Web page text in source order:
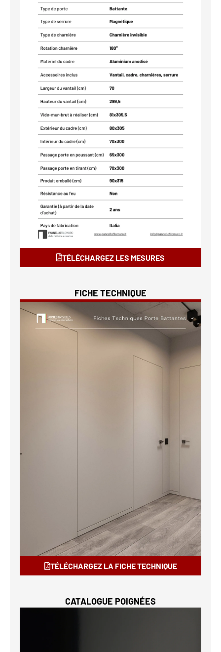
TÉLÉCHARGEZ LES MESURES
FICHE TECHNIQUE
TÉLÉCHARGEZ LA FICHE TECHNIQUE
CATALOGUE POIGNÉES